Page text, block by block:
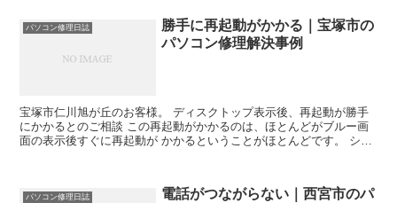
パソコン修理日誌
勝手に再起動がかかる｜宝塚市の
パソコン修理解決事例
宝塚市仁川旭が丘のお客様。 ディスクトップ表示後、再起動が勝手
にかかるとのご相談 この再起動がかかるのは、ほとんどがブルー画
面の表示後すぐに再起動が かかるということがほとんどです。 シス
パソコン修理日誌
電話がつながらない｜西宮市のパ